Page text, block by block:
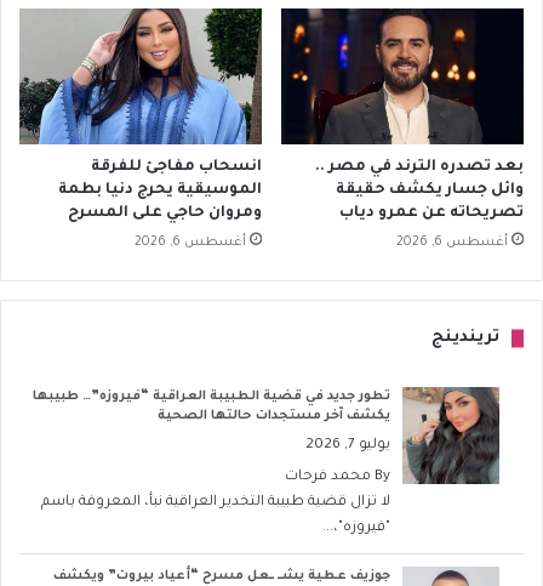
بعد تصدره الترند في مصر ..
وائل جسار يكشف حقيقة
تصريحاته عن عمرو دياب
أغسطس 6, 2026
انسحاب مفاجئ للفرقة
الموسيقية يحرج دنيا بطمة
ومروان حاجي على المسرح
أغسطس 6, 2026
تريندينج
تطور جديد في قضية الطبيبة العراقية “فيروزه”… طبيبها
يكشف آخر مستجدات حالتها الصحية
يوليو 7, 2026
By محمد فرحات
لا تزال قضية طبيبة التخدير العراقية نبأ، المعروفة باسم
"فيروزه"،...
جوزيف عطية يشــ ــعل مسرح “أعياد بيروت” ويكشف